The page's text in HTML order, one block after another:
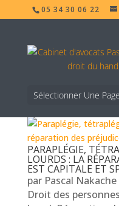
05 34 30 06 22
Sélectionner Une Page
PARAPLÉGIE,
LOURDS : LA
EST CAPITALE ET
par Pascal Nakache
Droit des